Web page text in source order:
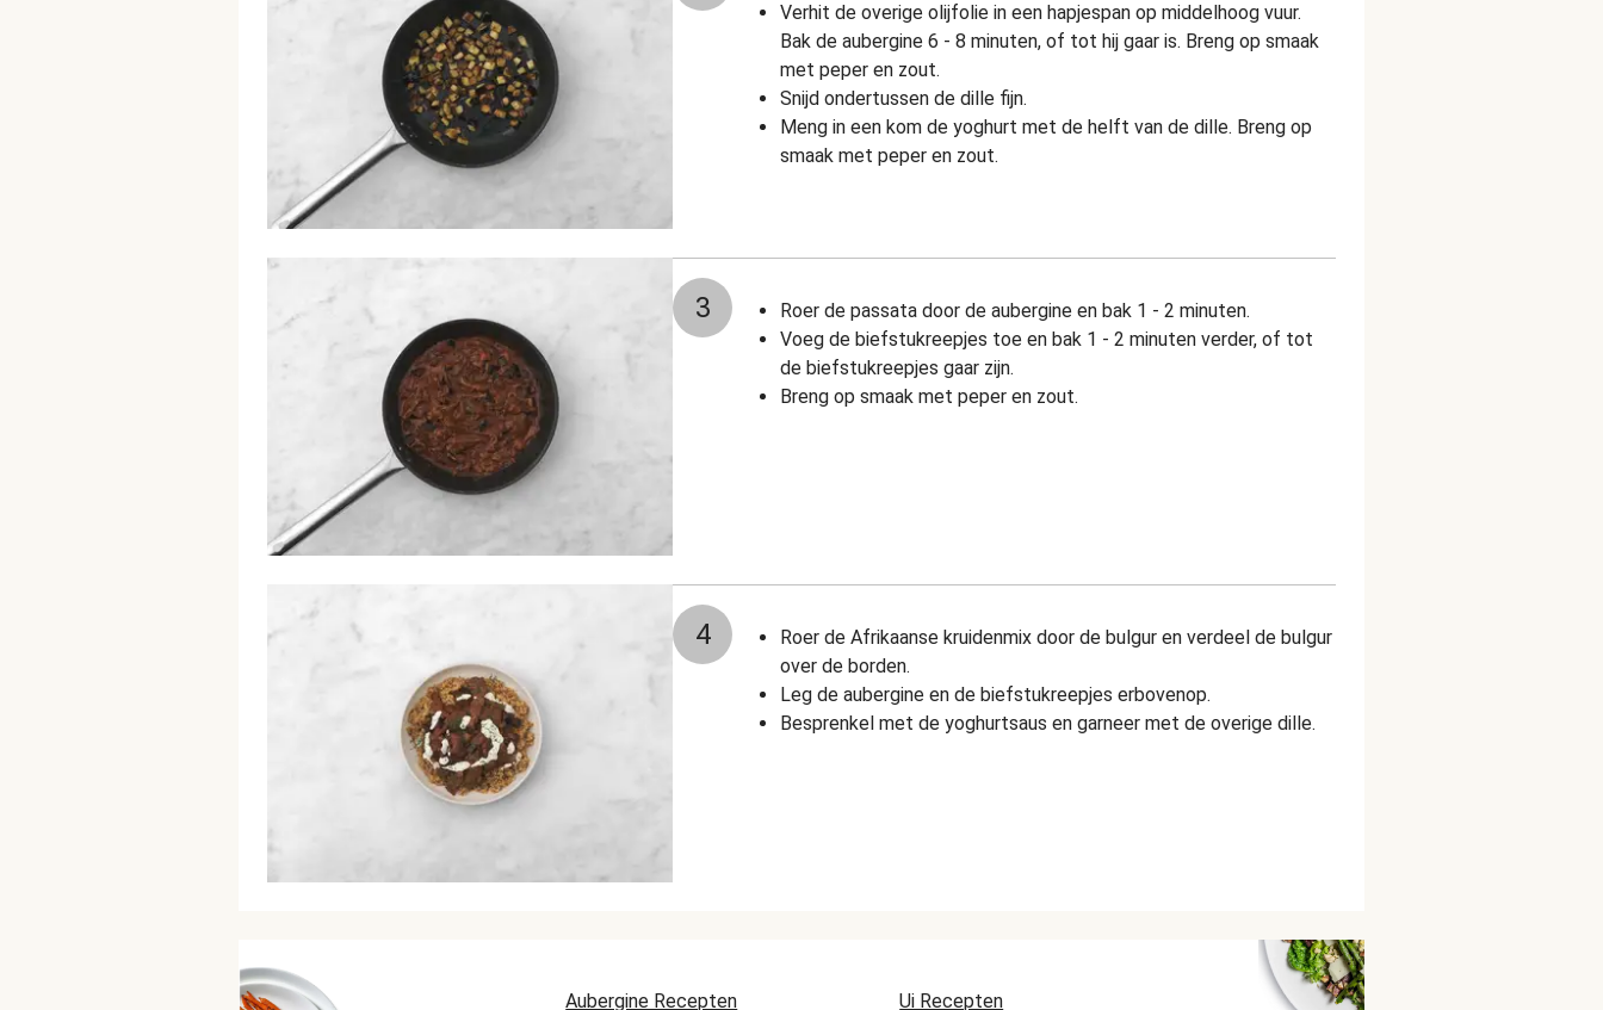
Verhit de overige olijfolie in een hapjespan op middelhoog vuur.
Bak de aubergine 6 - 8 minuten, of tot hij gaar is. Breng op smaak
met peper en zout.
Snijd ondertussen de dille fijn.
Meng in een kom de yoghurt met de helft van de dille. Breng op
smaak met peper en zout.
3
Roer de passata door de aubergine en bak 1 - 2 minuten.
Voeg de biefstukreepjes toe en bak 1 - 2 minuten verder, of tot
de biefstukreepjes gaar zijn.
Breng op smaak met peper en zout.
4
Roer de Afrikaanse kruidenmix door de bulgur en verdeel de bulgur
over de borden.
Leg de aubergine en de biefstukreepjes erbovenop.
Besprenkel met de yoghurtsaus en garneer met de overige dille.
Aubergine Recepten Ui Recepten